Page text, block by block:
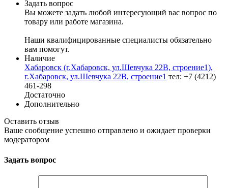
Задать вопрос
Вы можете задать любой интересующий вас вопрос по
товару или работе магазина.
Наши квалифицированные специалисты обязательно
вам помогут.
Наличие
Хабаровск (г.Хабаровск, ул.Шевчука 22В, строение1),
г.Хабаровск, ул.Шевчука 22В, строение1 тел: +7 (4212)
461-298
Достаточно
Дополнительно
Оставить отзыв
Ваше сообщение успешно отправлено и ожидает проверки
модератором
Задать вопрос